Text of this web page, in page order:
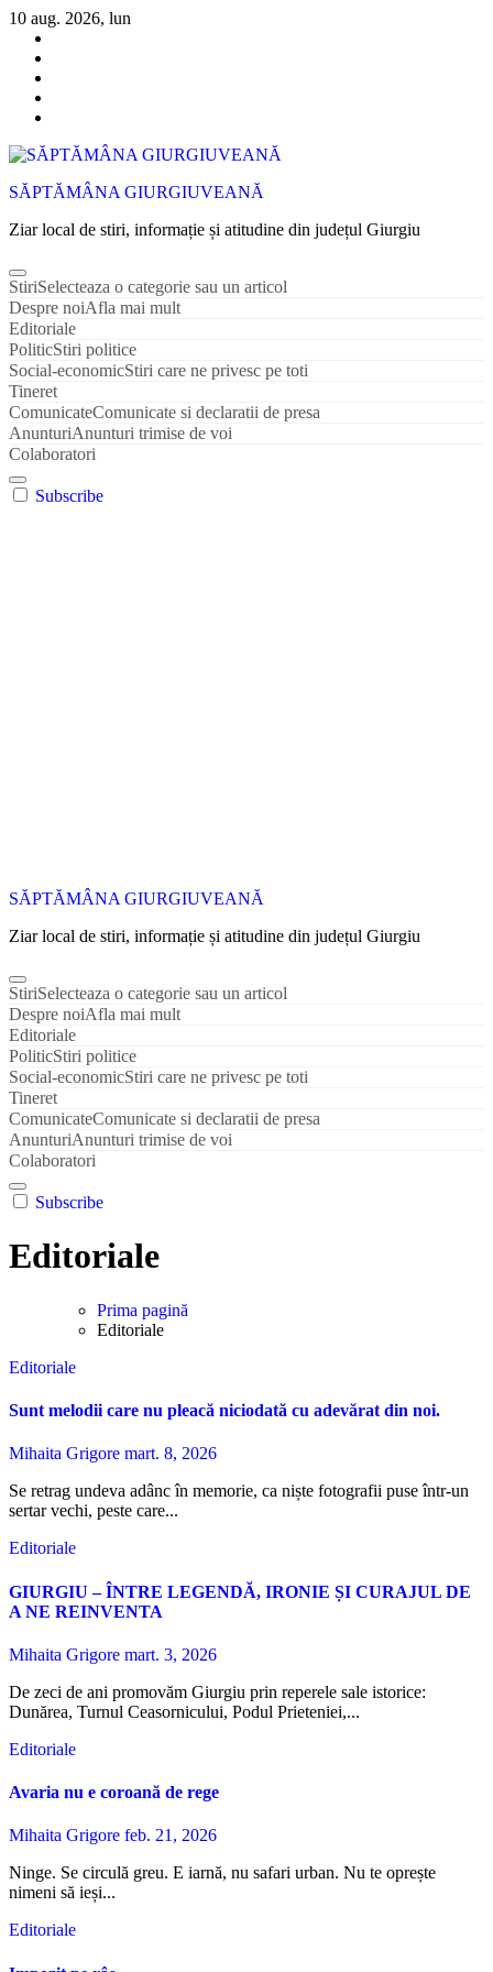
Sari
conținut
10 aug. 2026, lun
SĂPTĂMÂNA GIURGIUVEANĂ
Ziar local de stiri, informație și atitudine din județul Giurgiu
StiriSelecteaza o categorie sau un articol
Despre noiAfla mai mult
Editoriale
PoliticStiri politice
Social-economicStiri care ne privesc pe toti
Tineret
ComunicateComunicate si declaratii de presa
AnunturiAnunturi trimise de voi
Colaboratori
Subscribe
SĂPTĂMÂNA GIURGIUVEANĂ
Ziar local de stiri, informație și atitudine din județul Giurgiu
StiriSelecteaza o categorie sau un articol
Despre noiAfla mai mult
Editoriale
PoliticStiri politice
Social-economicStiri care ne privesc pe toti
Tineret
ComunicateComunicate si declaratii de presa
AnunturiAnunturi trimise de voi
Colaboratori
Subscribe
Editoriale
Prima pagină
Editoriale
Editoriale
Sunt melodii care nu pleacă niciodată cu adevărat din noi.
Mihaita Grigore mart. 8, 2026
Se retrag undeva adânc în memorie, ca niște fotografii puse într-un
sertar vechi, peste care...
Editoriale
GIURGIU – ÎNTRE LEGENDĂ, IRONIE ȘI CURAJUL DE
A NE REINVENTA
Mihaita Grigore mart. 3, 2026
De zeci de ani promovăm Giurgiu prin reperele sale istorice:
Dunărea, Turnul Ceasornicului, Podul Prieteniei,...
Editoriale
Avaria nu e coroană de rege
Mihaita Grigore feb. 21, 2026
Ninge. Se circulă greu. E iarnă, nu safari urban. Nu te oprește
nimeni să ieși...
Editoriale